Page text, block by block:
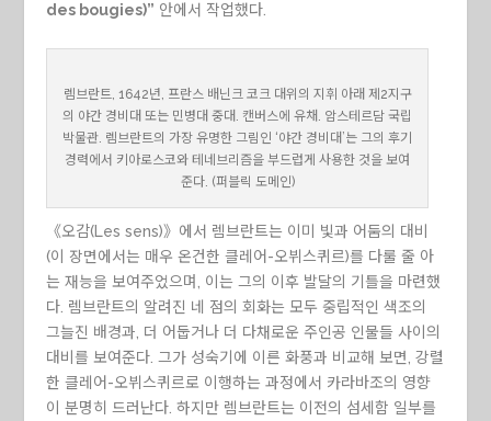
des bougies)” 안에서 작업했다.
렘브란트, 1642년, 프란스 배닌크 코크 대위의 지휘 아래 제2지구
의 야간 경비대 또는 민병대 중대. 캔버스에 유채. 암스테르담 국립
박물관. 렘브란트의 가장 유명한 그림인 ‘야간 경비대’는 그의 후기
경력에서 키아로스코와 테네브리즘을 부드럽게 사용한 것을 보여
준다. (퍼블릭 도메인)
《오감(Les sens)》에서 렘브란트는 이미 빛과 어둠의 대비
(이 장면에서는 매우 온건한 클레어-오뷔스퀴르)를 다룰 줄 아
는 재능을 보여주었으며, 이는 그의 이후 발달의 기틀을 마련했
다. 렘브란트의 알려진 네 점의 회화는 모두 중립적인 색조의
그늘진 배경과, 더 어둡거나 더 다채로운 주인공 인물들 사이의
대비를 보여준다. 그가 성숙기에 이른 화풍과 비교해 보면, 강렬
한 클레어-오뷔스퀴르로 이행하는 과정에서 카라바조의 영향
이 분명히 드러난다. 하지만 렘브란트는 이전의 섬세함 일부를